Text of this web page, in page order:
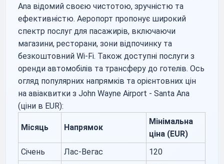
Ana відомий своєю чистотою, зручністю та
ефективністю. Аеропорт пропонує широкий
спектр послуг для пасажирів, включаючи
магазини, ресторани, зони відпочинку та
безкоштовний Wi-Fi. Також доступні послуги з
оренди автомобілів та трансферу до готелів. Ось
огляд популярних напрямків та орієнтовних цін
на авіаквитки з John Wayne Airport - Santa Ana
(ціни в EUR):
Місяць Напрямок
Мінімальна
ціна (EUR)
Січень
Лас-Вегас
120